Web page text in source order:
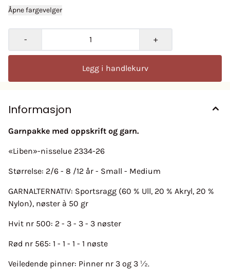
Åpne fargevelger
- +
Legg i handlekurv
Informasjon
Garnpakke med oppskrift og garn.
«Liben»-nisselue 2334-26
Størrelse: 2/6 - 8 /12 år - Small - Medium
GARNALTERNATIV: Sportsragg (60 % Ull, 20 % Akryl, 20 %
Nylon), nøster à 50 gr
Hvit nr 500: 2 - 3 - 3 - 3 nøster
Rød nr 565: 1 - 1 - 1 - 1 nøste
Veiledende pinner: Pinner nr 3 og 3 ½.